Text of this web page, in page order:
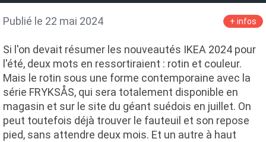
Publié le 22 mai 2024 + infos
Si l'on devait résumer les nouveautés IKEA 2024 pour
l'été, deux mots en ressortiraient : rotin et couleur.
Mais le rotin sous une forme contemporaine avec la
série FRYKSÅS, qui sera totalement disponible en
magasin et sur le site du géant suédois en juillet. On
peut toutefois déjà trouver le fauteuil et son repose
pied, sans attendre deux mois. Et un autre à haut